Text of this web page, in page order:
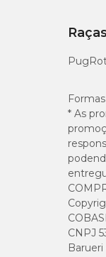
Pug
* As
CNPJ